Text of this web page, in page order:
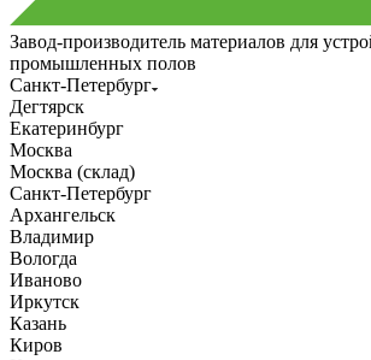
Завод-производитель материалов для
промышленных полов
Санкт-Петербург
Дегтярск
Екатеринбург
Москва
Москва (склад)
Санкт-Петербург
Архангельск
Владимир
Вологда
Иваново
Иркутск
Казань
Киров